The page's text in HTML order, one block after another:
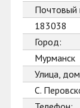
Почтовый
183038
Город:
Мурманск
Улица,
С.